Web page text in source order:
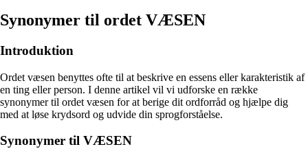
Synonymer til ordet VÆSEN
Introduktion
Ordet væsen benyttes ofte til at beskrive en essens eller karakteristik af
en ting eller person. I denne artikel vil vi udforske en række
synonymer til ordet væsen for at berige dit ordforråd og hjælpe dig
med at løse krydsord og udvide din sprogforståelse.
Synonymer til VÆSEN